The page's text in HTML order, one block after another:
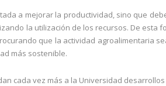
a mejorar la productividad, sino que
la utilización de los recursos. De esta
que la actividad agroalimentaria
más sostenible.
cada vez más a la Universidad